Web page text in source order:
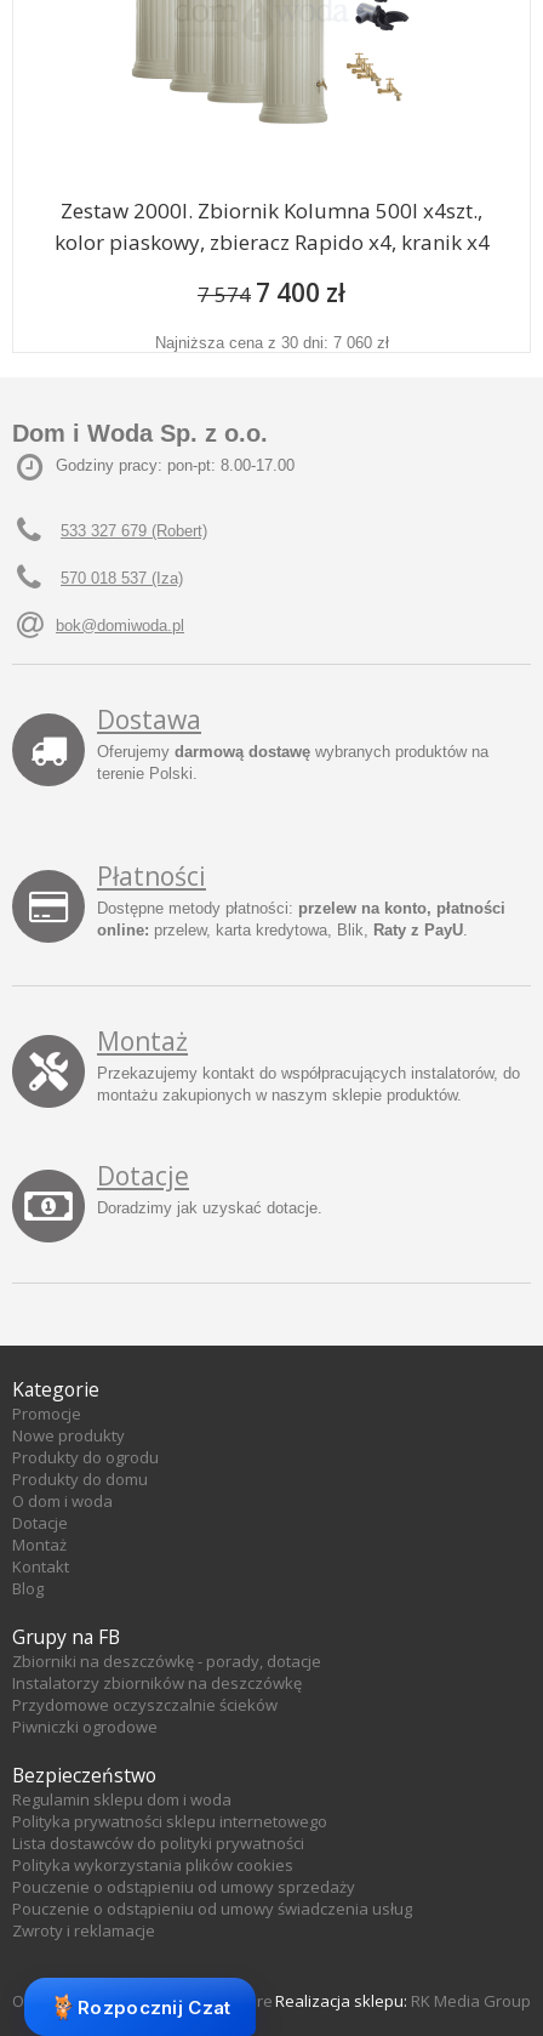
Zestaw 2000l. Zbiornik Kolumna 500l x4szt.,
kolor piaskowy, zbieracz Rapido x4, kranik x4
7 574 7 400 zł
Najniższa cena z 30 dni: 7 060 zł
Dom i Woda Sp. z o.o.
Godziny pracy: pon-pt: 8.00-17.00
533 327 679 (Robert)
570 018 537 (Iza)
bok@domiwoda.pl
Dostawa
Oferujemy darmową dostawę wybranych produktów na
terenie Polski.
Płatności
Dostępne metody płatności: przelew na konto, płatności
online: przelew, karta kredytowa, Blik, Raty z PayU
Montaż
Przekazujemy kontakt do współpracujących instalatorów, do
montażu zakupionych w naszym sklepie produktów.
Dotacje
Doradzimy jak uzyskać dotacje.
Kategorie
Promocje
Nowe produkty
Produkty do ogrodu
Produkty do domu
O dom i woda
Dotacje
Montaż
Kontakt
Blog
Grupy na FB
Zbiorniki na deszczówkę - porady, dotacje
Instalatorzy zbiorników na deszczówkę
Przydomowe oczyszczalnie ścieków
Piwniczki ogrodowe
Bezpieczeństwo
Regulamin sklepu dom i woda
Polityka prywatności sklepu internetowego
Lista dostawców do polityki prywatności
Polityka wykorzystania plików cookies
Pouczenie o odstąpieniu od umowy sprzedaży
Pouczenie o odstąpieniu od umowy świadczenia usług
Zwroty i reklamacje
Realizacja sklepu: RK Media Group
Oprogramowanie sklepu KQS.store
Rozpocznij Czat